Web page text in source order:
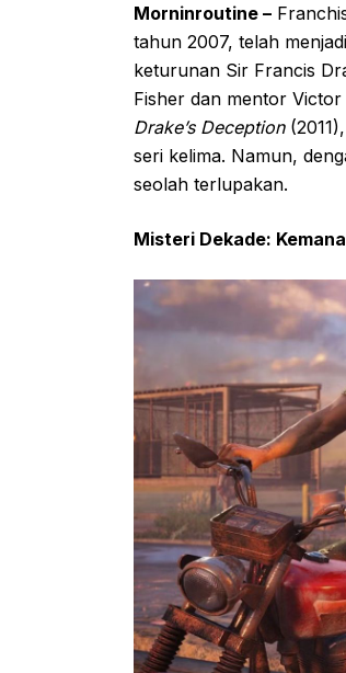
Morninroutine –
tahun 2007, telah
keturunan Sir Francis
Fisher dan mentor
Drake’s Deception
seri kelima. Namun,
seolah terlupakan.
Misteri Dekade: